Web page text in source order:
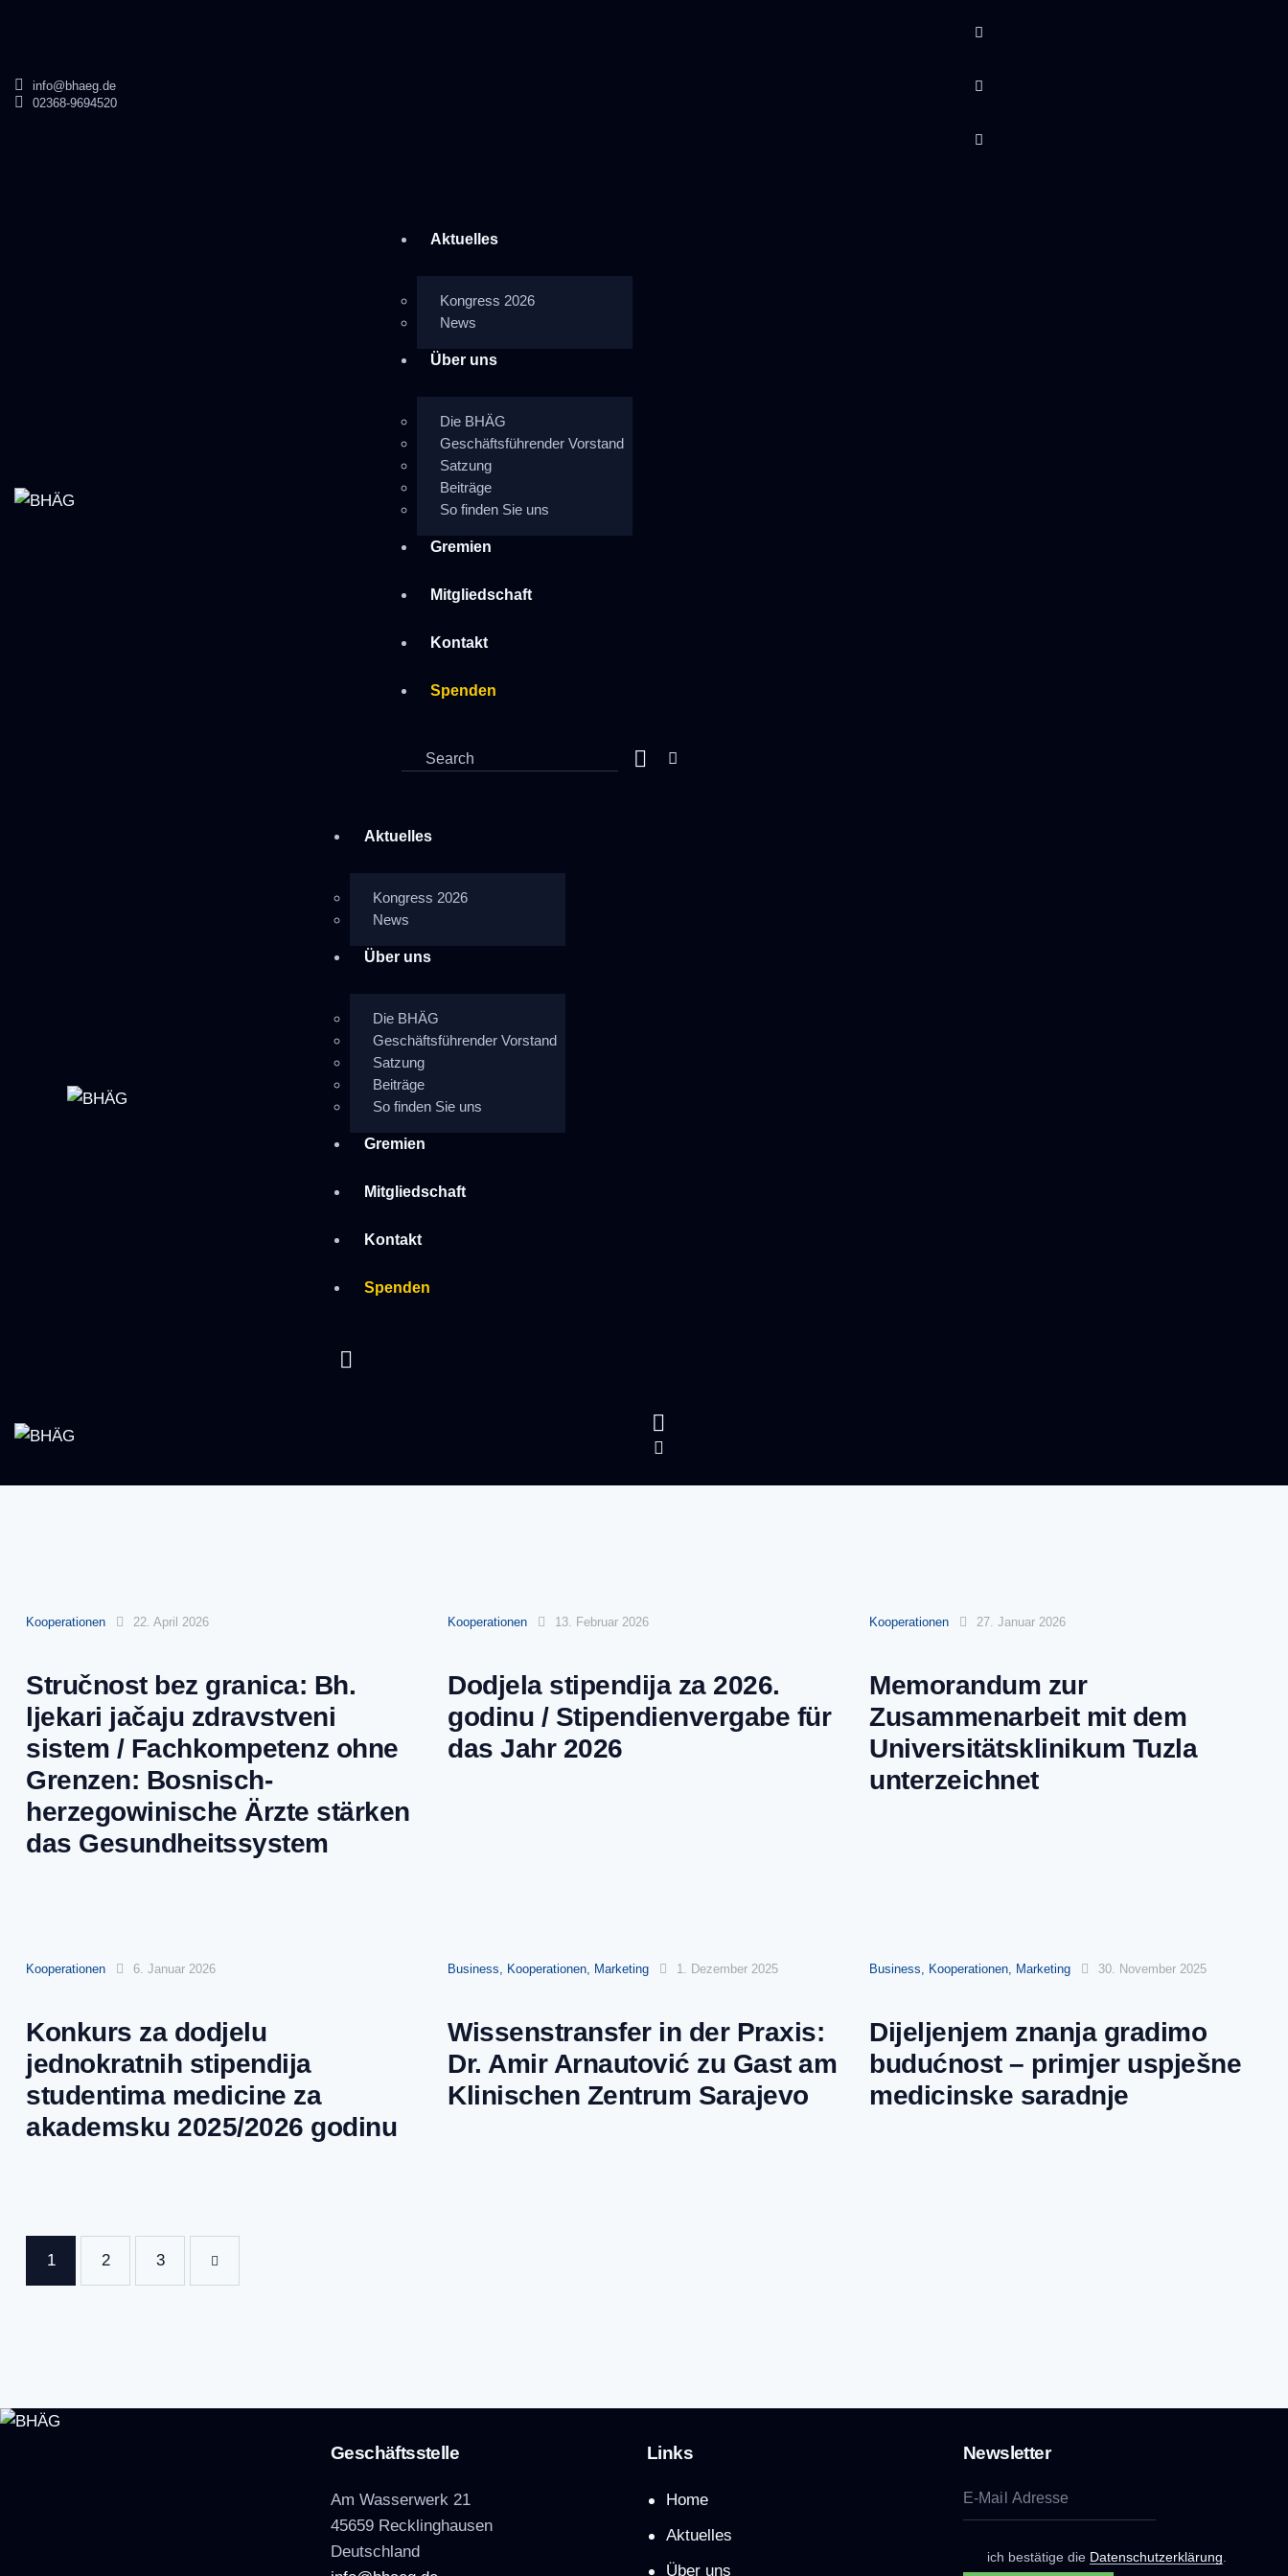
info@bhaeg.de
02368-9694520
Aktuelles
Kongress 2026
News
Über uns
Die BHÄG
Geschäftsführender Vorstand
Satzung
Beiträge
So finden Sie uns
Gremien
Mitgliedschaft
Kontakt
Spenden
Aktuelles
Kongress 2026
News
Über uns
Die BHÄG
Geschäftsführender Vorstand
Satzung
Beiträge
So finden Sie uns
Gremien
Mitgliedschaft
Kontakt
Spenden
Kooperationen 22. April 2026
Stručnost bez granica: Bh.
ljekari jačaju zdravstveni
sistem / Fachkompetenz ohne
Grenzen: Bosnisch-
herzegowinische Ärzte stärken
das Gesundheitssystem
Kooperationen 13. Februar 2026
Dodjela stipendija za 2026.
godinu / Stipendienvergabe für
das Jahr 2026
Kooperationen 27. Januar 2026
Memorandum zur
Zusammenarbeit mit dem
Universitätsklinikum Tuzla
unterzeichnet
Kooperationen 6. Januar 2026
Konkurs za dodjelu
jednokratnih stipendija
studentima medicine za
akademsku 2025/2026 godinu
Business, Kooperationen, Marketing 1. Dezember 2025
Wissenstransfer in der Praxis:
Dr. Amir Arnautović zu Gast am
Klinischen Zentrum Sarajevo
Business, Kooperationen, Marketing 30. November 2025
Dijeljenjem znanja gradimo
budućnost – primjer uspješne
medicinske saradnje
1 2 3
Geschäftsstelle
Am Wasserwerk 21
45659 Recklinghausen
Deutschland
Links
Home
Aktuelles
Über uns
Newsletter
ich bestätige die Datenschutzerklärung